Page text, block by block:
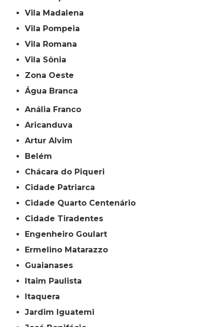
Vila Madalena
Vila Pompeia
Vila Romana
Vila Sônia
Zona Oeste
Água Branca
Anália Franco
Aricanduva
Artur Alvim
Belém
Chácara do Piqueri
Cidade Patriarca
Cidade Quarto Centenário
Cidade Tiradentes
Engenheiro Goulart
Ermelino Matarazzo
Guaianases
Itaim Paulista
Itaquera
Jardim Iguatemi